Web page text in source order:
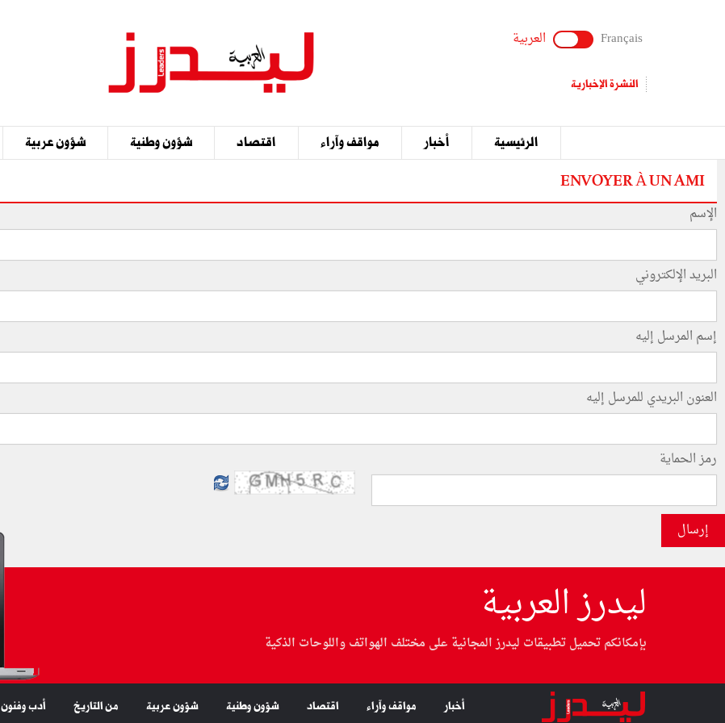
Français العربية
النشرة الإخبارية
الرئيسية أخبار مواقف وآراء اقتصاد شؤون وطنية شؤون عربية
ENVOYER À UN AMI
الإسم
البريد الإلكتروني
إسم المرسل إليه
العنون البريدي للمرسل إليه
رمز الحماية
إرسال
ليدرز العربية
بإمكانكم تحميل تطبيقات ليدرز المجانية على مختلف الهواتف واللوحات الذكية
أخبار مواقف وآراء اقتصاد شؤون وطنية شؤون عربية من التاريخ أدب وفنون